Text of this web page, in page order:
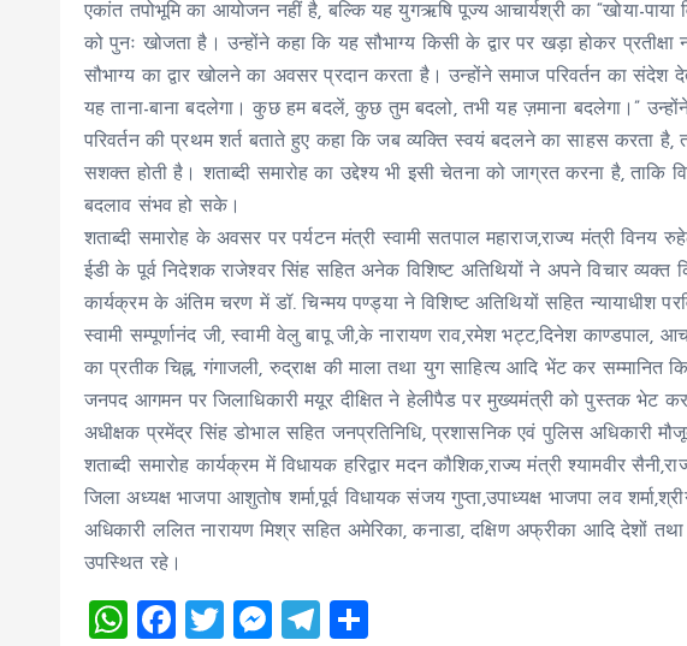
एकांत तपोभूमि का आयोजन नहीं है, बल्कि यह युगऋषि पूज्य आचार्यश्री का “खोया-पाया
को पुनः खोजता है। उन्होंने कहा कि यह सौभाग्य किसी के द्वार पर खड़ा होकर
सौभाग्य का द्वार खोलने का अवसर प्रदान करता है। उन्होंने समाज परिवर्तन का
यह ताना-बाना बदलेगा। कुछ हम बदलें, कुछ तुम बदलो, तभी यह ज़माना बदलेगा।”
परिवर्तन की प्रथम शर्त बताते हुए कहा कि जब व्यक्ति स्वयं बदलने का साहस करता है,
सशक्त होती है। शताब्दी समारोह का उद्देश्य भी इसी चेतना को जाग्रत करना है,
बदलाव संभव हो सके।
शताब्दी समारोह के अवसर पर पर्यटन मंत्री स्वामी सतपाल महाराज,राज्य मंत्री
ईडी के पूर्व निदेशक राजेश्वर सिंह सहित अनेक विशिष्ट अतिथियों ने अपने विचार व्यक्त
कार्यक्रम के अंतिम चरण में डॉ. चिन्मय पण्ड्या ने विशिष्ट अतिथियों सहित न्यायाधीश
स्वामी सम्पूर्णानंद जी, स्वामी वेलु बापू जी,के नारायण राव,रमेश भट्ट,दिनेश काण्डपाल,
का प्रतीक चिह्न, गंगाजली, रुद्राक्ष की माला तथा युग साहित्य आदि भेंट कर सम्मानित
जनपद आगमन पर जिलाधिकारी मयूर दीक्षित ने हेलीपैड पर मुख्यमंत्री को पुस्तक भेट
अधीक्षक प्रमेंद्र सिंह डोभाल सहित जनप्रतिनिधि, प्रशासनिक एवं पुलिस अधिकारी
शताब्दी समारोह कार्यक्रम में विधायक हरिद्वार मदन कौशिक,राज्य मंत्री श्यामवीर
जिला अध्यक्ष भाजपा आशुतोष शर्मा,पूर्व विधायक संजय गुप्ता,उपाध्यक्ष भाजपा लव
अधिकारी ललित नारायण मिश्र सहित अमेरिका, कनाडा, दक्षिण अफ्रीका आदि देशों
उपस्थित रहे।
W
F
T
M
T